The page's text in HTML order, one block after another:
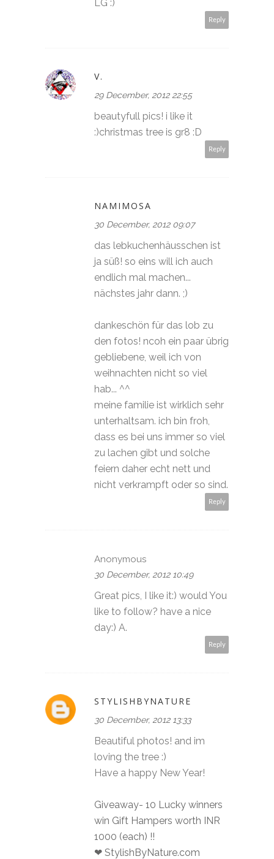
LG :)
Reply
V.
29 December, 2012 22:55
beautyfull pics! i like it
:)christmas tree is gr8 :D
Reply
NAMIMOSA
30 December, 2012 09:07
das lebkuchenhäusschen ist
ja süß! so eins will ich auch
endlich mal machen...
nächstes jahr dann. ;)
dankeschön für das lob zu
den fotos! ncoh ein paar übrig
gebliebene, weil ich von
weihnachten nicht so viel
hab... ^^
meine familie ist wirklich sehr
unterhaltsam. ich bin froh,
dass es bei uns immer so viel
zu lachen gibt und solche
feiern daher echt nett und
nicht verkrampft oder so sind.
Reply
Anonymous
30 December, 2012 10:49
Great pics, I like it:) would You
like to follow? have a nice
day:) A.
Reply
STYLISHBYNATURE
30 December, 2012 13:33
Beautiful photos! and im
loving the tree :)
Have a happy New Year!
Giveaway- 10 Lucky winners
win Gift Hampers worth INR
1000 (each) !!
❤ StylishByNature.com